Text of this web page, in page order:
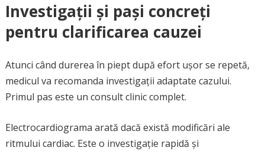
Investigații și pași concreți
pentru clarificarea cauzei
Atunci când durerea în piept după efort ușor se repetă,
medicul va recomanda investigații adaptate cazului.
Primul pas este un consult clinic complet.
Electrocardiograma arată dacă există modificări ale
ritmului cardiac. Este o investigație rapidă și